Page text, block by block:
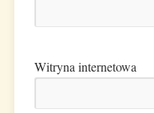
Witryna internetowa